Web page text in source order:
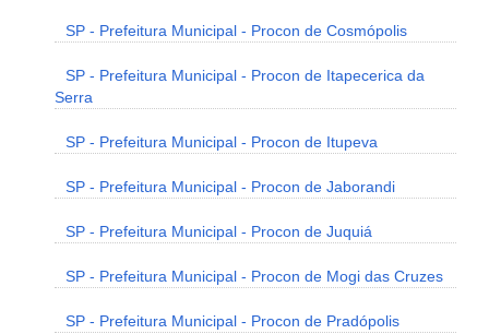
SP - Prefeitura Municipal - Procon de Cosmópolis
SP - Prefeitura Municipal - Procon de Itapecerica da
Serra
SP - Prefeitura Municipal - Procon de Itupeva
SP - Prefeitura Municipal - Procon de Jaborandi
SP - Prefeitura Municipal - Procon de Juquiá
SP - Prefeitura Municipal - Procon de Mogi das Cruzes
SP - Prefeitura Municipal - Procon de Pradópolis